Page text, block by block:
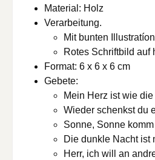
Material: Holz
Verarbeitung.
Mit bunten
Rotes Schriftbild auf
Format: 6 x 6 x 6 cm
Gebete:
Mein Herz ist wie
Wieder schenkst du
Sonne, Sonne
Die dunkle Nacht ist
Herr, ich will an